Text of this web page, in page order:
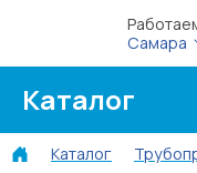
Самара
Каталог
Каталог